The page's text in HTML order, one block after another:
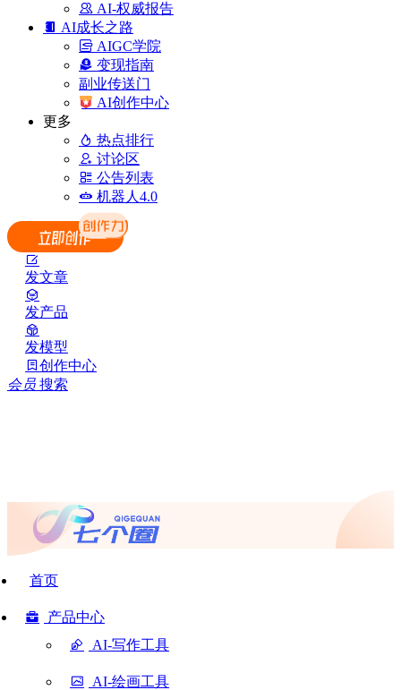
AI-权威报告
AI成长之路
AIGC学院
变现指南
副业传送门
AI创作中心
更多
热点排行
讨论区
公告列表
机器人4.0
发文章
发产品
发模型
创作中心
会员 搜索
首页
产品中心
AI-写作工具
AI-绘画工具